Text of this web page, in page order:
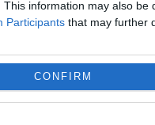
This information may also
Participants that may further
CONFIRM
independența
mai mici,
vrei
a mai spus el.